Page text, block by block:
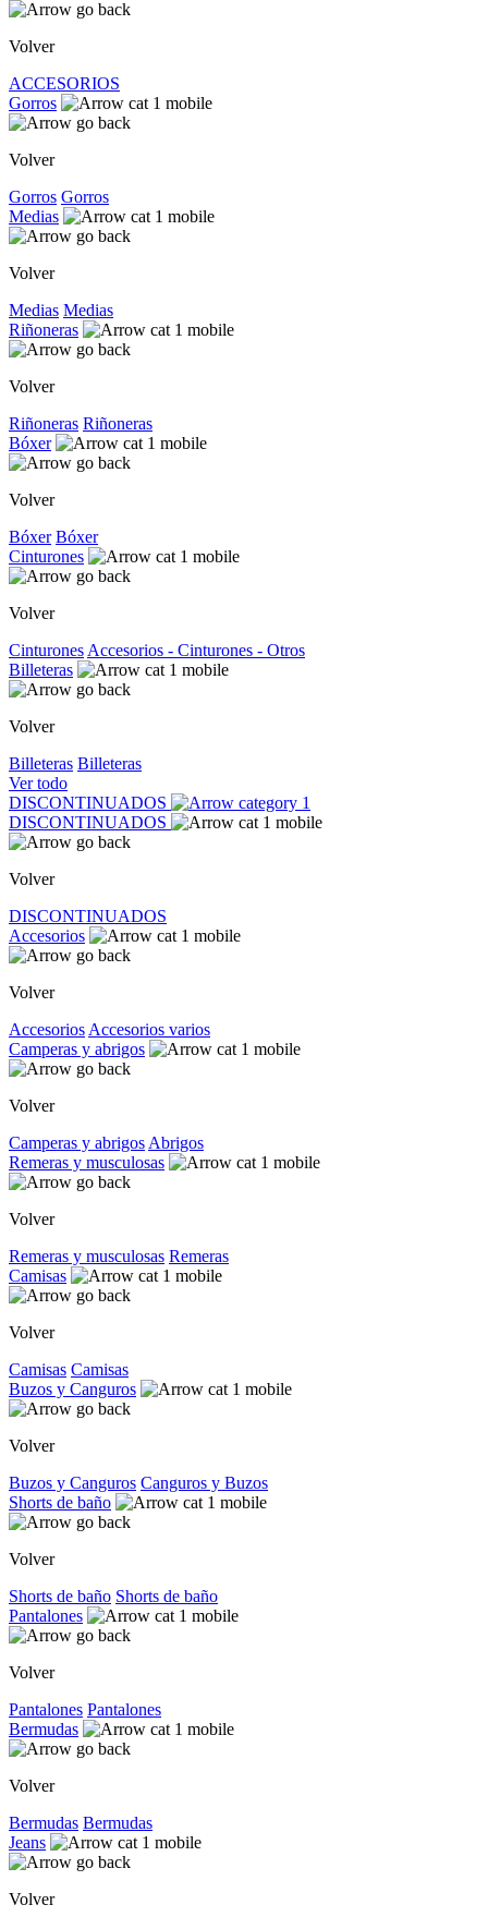
Volver
ACCESORIOS
Gorros
Volver
Gorros Gorros
Medias
Volver
Medias Medias
Riñoneras
Volver
Riñoneras Riñoneras
Bóxer
Volver
Bóxer Bóxer
Cinturones
Volver
Cinturones Accesorios - Cinturones - Otros
Billeteras
Volver
Billeteras Billeteras
Ver todo
DISCONTINUADOS
DISCONTINUADOS
Volver
DISCONTINUADOS
Accesorios
Volver
Accesorios Accesorios varios
Camperas y abrigos
Volver
Camperas y abrigos Abrigos
Remeras y musculosas
Volver
Remeras y musculosas Remeras
Camisas
Volver
Camisas Camisas
Buzos y Canguros
Volver
Buzos y Canguros Canguros y Buzos
Shorts de baño
Volver
Shorts de baño Shorts de baño
Pantalones
Volver
Pantalones Pantalones
Bermudas
Volver
Bermudas Bermudas
Jeans
Volver